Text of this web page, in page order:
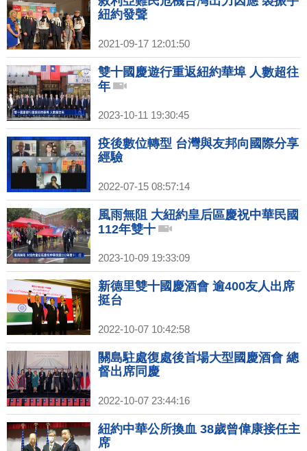
紐約發聲
2021-09-17 12:01:50
雙十國慶遊行重返紐約華埠 人數超往
年
2023-10-11 19:30:45
疫後數位轉型 台灣與友邦向國際分享
經驗
2022-07-15 08:57:14
風雨無阻 大紐約皇后區慶祝中華民國
112年雙十
2023-10-09 19:33:09
新德里雙十國慶酒會 逾400友人出席
挺台
2022-10-07 10:42:58
關島駐處復處後首場大型國慶酒會 總
督出席同慶
2022-10-07 23:44:16
紐約中華公所換血 38歲曾偉康接任主
席